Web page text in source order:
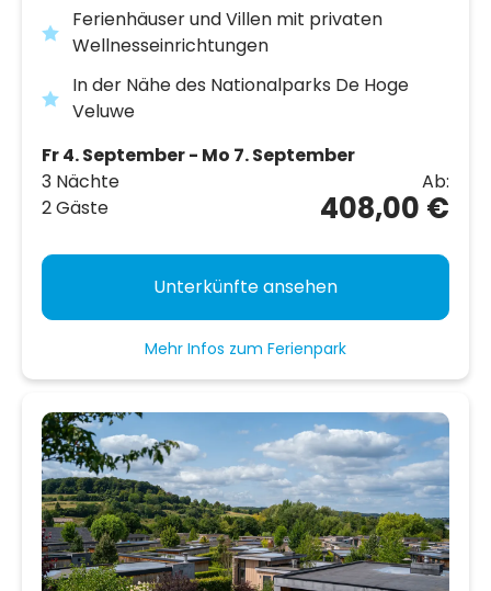
Ferienhäuser und Villen mit privaten
Wellnesseinrichtungen
In der Nähe des Nationalparks De Hoge
Veluwe
Fr 4. September - Mo 7. September
3 Nächte
2 Gäste
Ab:
408,00 €
Unterkünfte ansehen
Mehr Infos zum Ferienpark